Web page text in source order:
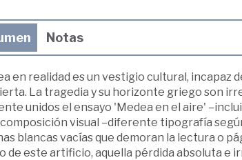
Notas
en realidad es un vestigio cultural, incapaz
La tragedia y su horizonte griego son
unidos el ensayo 'Medea en el aire'
visual –diferente tipografía
blancas vacías que demoran la lectura o
de este artificio, aquella pérdida absoluta e